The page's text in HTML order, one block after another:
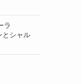
ラ
とシャル